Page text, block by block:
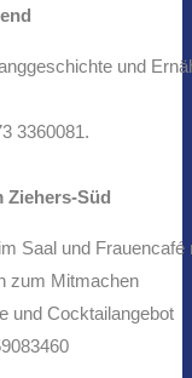
und
3360081.
Ziehers-Süd
Saal und Frauencafé
zum Mitmachen
und Cocktailangebot